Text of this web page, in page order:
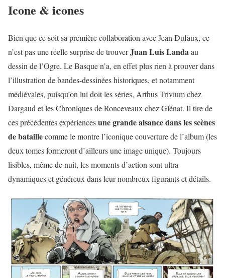
Icone & icones
Bien que ce soit sa première collaboration avec Jean Dufaux, ce
n’est pas une réelle surprise de trouverJuan Luis Landaau
dessin de l’Ogre. Le Basque n’a, en effet plus rien à prouver dans
l’illustration de bandes-dessinées historiques, et notamment
médiévales, puisqu’on lui doit les séries, Arthus Trivium chez
Dargaud et les Chroniques de Ronceveaux chez Glénat. Il tire de
ces précédentes expériencesune grande aisance dans les scènes
de bataillecomme le montre l’iconique couverture de l’album (les
deux tomes formeront d’ailleurs une image unique). Toujours
lisibles, même de nuit, les moments d’action sont ultra
dynamiques et généreux dans leur nombreux figurants et détails.